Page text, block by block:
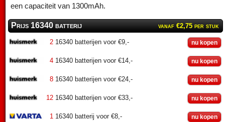
een capaciteit van 1300mAh.
Prijs 16340 batterij vanaf €2,75 per stuk
2 16340 batterijen voor €9,- nu kopen
4 16340 batterijen voor €14,- nu kopen
8 16340 batterijen voor €24,- nu kopen
12 16340 batterijen voor €33,- nu kopen
1 16340 batterij voor €8,- nu kopen